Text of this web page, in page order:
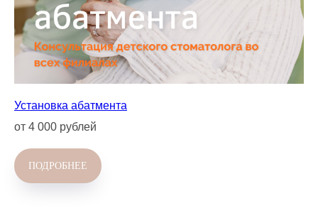
Установка абатмента
от 4 000 рублей
ПОДРОБНЕЕ